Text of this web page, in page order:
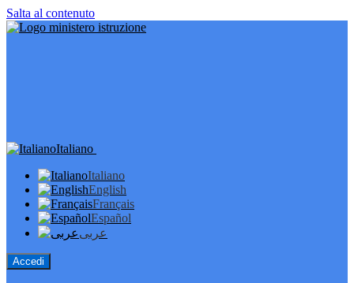
Salta al contenuto
Italiano
Italiano
English
Français
Español
عربى
Accedi